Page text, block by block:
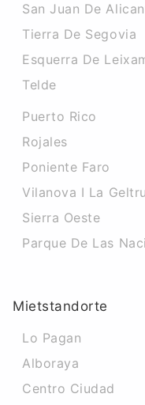
San Juan De
Tierra De Segovia
Esquerra De
Telde
Puerto Rico
Rojales
Poniente Faro
Vilanova I La Geltru
Sierra Oeste
Parque De Las
Mietstandorte
Lo Pagan
Alboraya
Centro Ciudad